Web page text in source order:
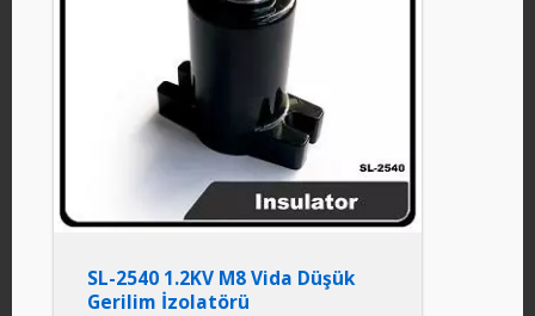
SL-2540 1.2KV M8 Vida Düşük
Gerilim İzolatörü